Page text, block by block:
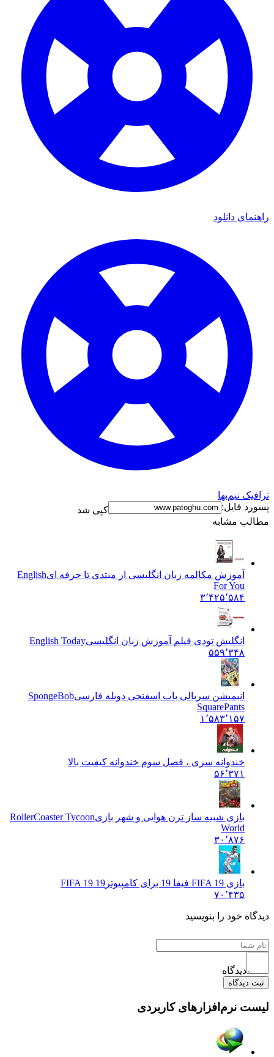
راهنمای دانلود
ترافیک نیم‌بها
پسورد فایل:
کپی شد
مطالب مشابه
آموزش مکالمه زبان انگلیسی از مبتدی تا حرفه ایEnglish
For You
۳٬۴۲۵٬۵۸۴
انگلیش تودی فیلم آموزش زبان انگليسیEnglish Today
۵۵۹٬۳۴۸
انیمیشن سریالی باب اسفنجی دوبله فارسیSpongeBob
SquarePants
۱٬۵۸۳٬۱۵۷
خندوانه سری ، فصل سوم خندوانه کیفیت بالا
۵۶٬۳۷۱
بازی شبیه ساز ترن هوایی و شهر بازیRollerCoaster Tycoon
World
۳۰٬۸۷۶
بازی FIFA 19 فیفا 19 برای کامپیوتر
FIFA 19 19
۷۰٬۴۳۵
دیدگاه خود را بنویسید
دیدگاه
ثبت دیدگاه
لیست نرم‌افزارهای کاربردی